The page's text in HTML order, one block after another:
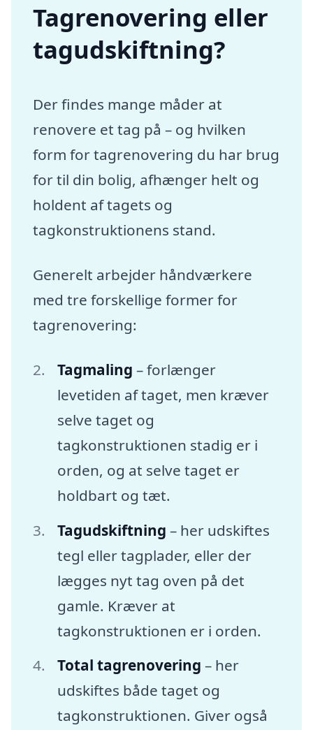
Tagrenovering eller
tagudskiftning?
Der findes mange måder at
renovere et tag på – og hvilken
form for tagrenovering du har brug
for til din bolig, afhænger helt og
holdent af tagets og
tagkonstruktionens stand.
Generelt arbejder håndværkere
med tre forskellige former for
tagrenovering:
Tagmaling – forlænger
levetiden af taget, men kræver
selve taget og
tagkonstruktionen stadig er i
orden, og at selve taget er
holdbart og tæt.
Tagudskiftning – her udskiftes
tegl eller tagplader, eller der
lægges nyt tag oven på det
gamle. Kræver at
tagkonstruktionen er i orden.
Total tagrenovering – her
udskiftes både taget og
tagkonstruktionen. Giver også